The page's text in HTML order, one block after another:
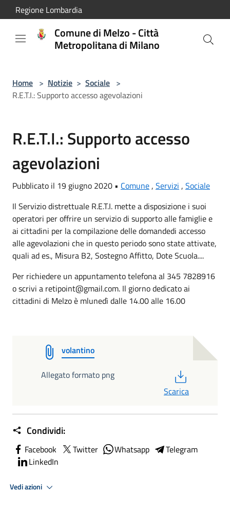
Salta al contenuto principale
Regione Lombardia
Comune di Melzo - Città
Metropolitana di Milano
Home > Notizie > Sociale >
R.E.T.I.: Supporto accesso agevolazioni
R.E.T.I.: Supporto accesso
agevolazioni
Pubblicato il 19 giugno 2020 • Comune, Servizi , Sociale
Il Servizio distrettuale R.E.T.I. mette a disposizione i suoi
operatori per offrire un servizio di supporto alle famiglie e
ai cittadini per la compilazione delle domandedi accesso
alle agevolazioni che in questo periodo sono state attivate,
quali ad es., Misura B2, Sostegno Affitto, Dote Scuola....
Per richiedere un appuntamento telefona al 345 7828916
o scrivi a retipoint@gmail.com. Il giorno dedicato ai
cittadini di Melzo è mlunedì dalle 14.00 alle 16.00
volantino
Allegato formato png
Scarica
Condividi:
Facebook Twitter Whatsapp
Telegram
LinkedIn
Vedi azioni